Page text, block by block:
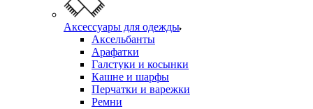
Аксессуары для одежды
Аксельбанты
Арафатки
Галстуки и косынки
Кашне и шарфы
Перчатки и варежки
Ремни